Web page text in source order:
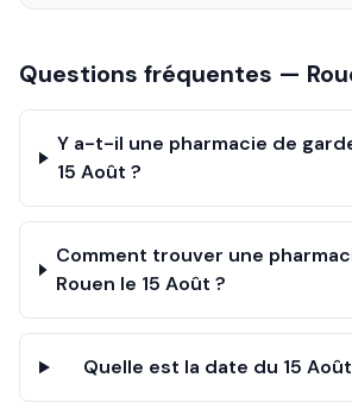
Questions fréquentes —
Y a-t-il une pharmacie de
15 Août ?
Comment trouver une
Rouen le 15 Août ?
Quelle est la date du 15